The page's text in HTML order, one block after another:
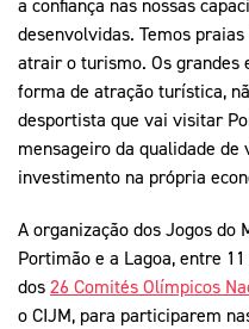
a confiança nas nossas
desenvolvidas. Temos
atrair o turismo. Os grandes
forma de atração turística,
desportista que vai visitar
mensageiro da qualidade de
investimento na própria
A organização dos Jogos do
Portimão e a Lagoa, entre
dos 26 Comités Olímpicos
o CIJM, para participarem